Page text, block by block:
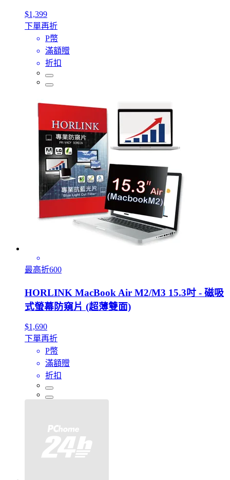
$1,399
下單再折
P幣
滿額贈
折扣
最高折600
HORLINK MacBook Air M2/M3 15.3吋 - 磁吸
式螢幕防窺片 (超薄雙面)
$1,690
下單再折
P幣
滿額贈
折扣